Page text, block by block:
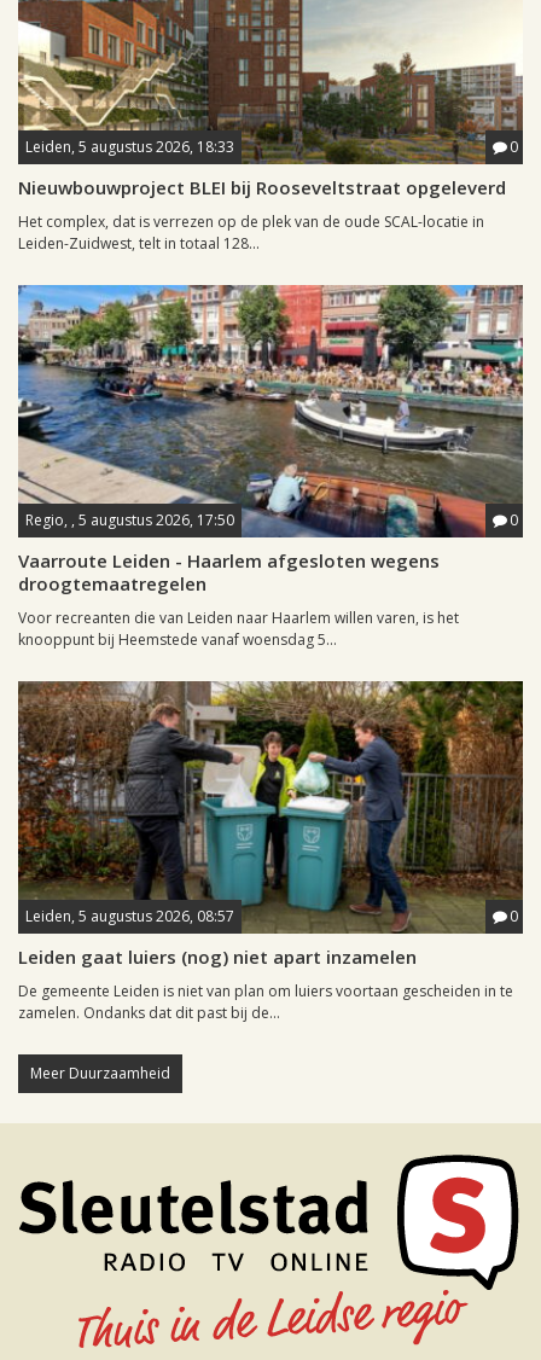
Leiden, 5 augustus 2026, 18:33 0
Nieuwbouwproject BLEI bij Rooseveltstraat opgeleverd
Het complex, dat is verrezen op de plek van de oude SCAL-locatie in
Leiden-Zuidwest, telt in totaal 128...
Regio, , 5 augustus 2026, 17:50 0
Vaarroute Leiden - Haarlem afgesloten wegens
droogtemaatregelen
Voor recreanten die van Leiden naar Haarlem willen varen, is het
knooppunt bij Heemstede vanaf woensdag 5...
Leiden, 5 augustus 2026, 08:57 0
Leiden gaat luiers (nog) niet apart inzamelen
De gemeente Leiden is niet van plan om luiers voortaan gescheiden in te
zamelen. Ondanks dat dit past bij de...
Meer Duurzaamheid